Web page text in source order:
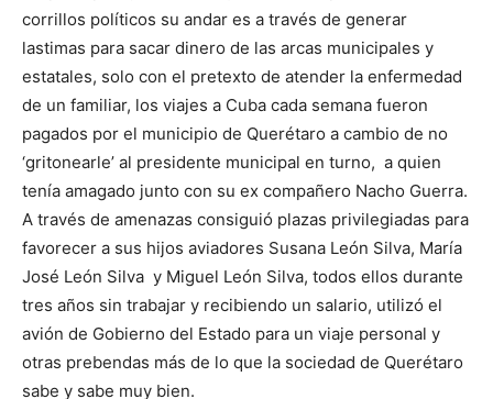
corrillos políticos su andar es a través de generar
lastimas para sacar dinero de las arcas municipales y
estatales, solo con el pretexto de atender la enfermedad
de un familiar, los viajes a Cuba cada semana fueron
pagados por el municipio de Querétaro a cambio de no
‘gritonearle’ al presidente municipal en turno, a quien
tenía amagado junto con su ex compañero Nacho Guerra.
A través de amenazas consiguió plazas privilegiadas para
favorecer a sus hijos aviadores Susana León Silva, María
José León Silva y Miguel León Silva, todos ellos durante
tres años sin trabajar y recibiendo un salario, utilizó el
avión de Gobierno del Estado para un viaje personal y
otras prebendas más de lo que la sociedad de Querétaro
sabe y sabe muy bien.